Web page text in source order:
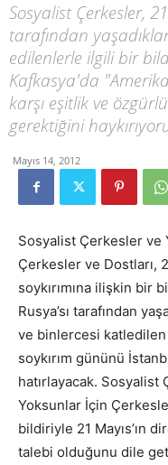
Sosyalist Çerkesler,
tarafından
edilenlerle ilgili bir
Kafkasya'da
karşı eşitlik ve
gerektiğini
Mayıs 14, 2012
Sosyalist Çerkesler ve
Çerkesler ve Dostları,
soykırımına ilişkin bir
Rusya’sı tarafından
ve binlercesi
soykırım gününü
hatırlayacak.
Yoksunlar İçin
bildiriyle 21 Mayıs’ın
talebi olduğunu dile